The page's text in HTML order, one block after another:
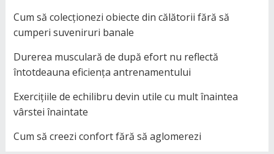
Cum să colecționezi obiecte din călătorii fără să
cumperi suveniruri banale
Durerea musculară de după efort nu reflectă
întotdeauna eficiența antrenamentului
Exercițiile de echilibru devin utile cu mult înaintea
vârstei înaintate
Cum să creezi confort fără să aglomerezi